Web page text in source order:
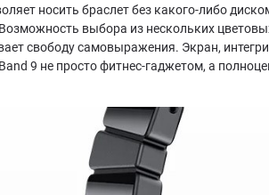
носить браслет без какого-либо
выбора из нескольких
свободу самовыражения. Экран,
9 не просто фитнес-гаджетом, а